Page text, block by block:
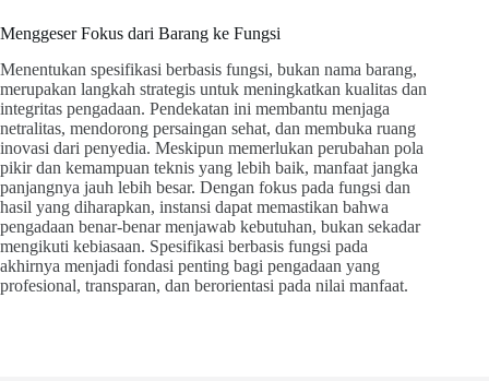
Menggeser Fokus dari Barang ke Fungsi
Menentukan spesifikasi berbasis fungsi, bukan nama barang,
merupakan langkah strategis untuk meningkatkan kualitas dan
integritas pengadaan. Pendekatan ini membantu menjaga
netralitas, mendorong persaingan sehat, dan membuka ruang
inovasi dari penyedia. Meskipun memerlukan perubahan pola
pikir dan kemampuan teknis yang lebih baik, manfaat jangka
panjangnya jauh lebih besar. Dengan fokus pada fungsi dan
hasil yang diharapkan, instansi dapat memastikan bahwa
pengadaan benar-benar menjawab kebutuhan, bukan sekadar
mengikuti kebiasaan. Spesifikasi berbasis fungsi pada
akhirnya menjadi fondasi penting bagi pengadaan yang
profesional, transparan, dan berorientasi pada nilai manfaat.